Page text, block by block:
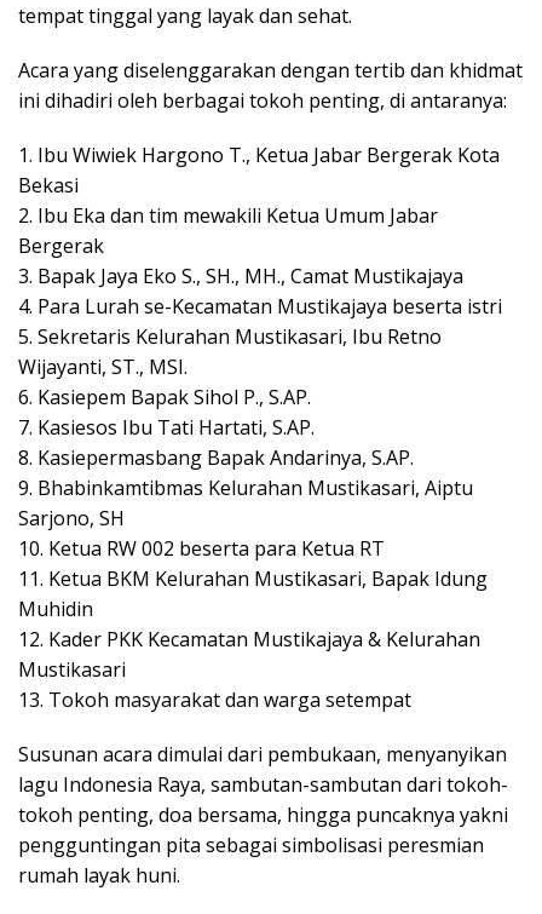
tempat tinggal yang layak dan sehat.
Acara yang diselenggarakan dengan tertib dan khidmat
ini dihadiri oleh berbagai tokoh penting, di antaranya:
1. Ibu Wiwiek Hargono T., Ketua Jabar Bergerak Kota
Bekasi
2. Ibu Eka dan tim mewakili Ketua Umum Jabar
Bergerak
3. Bapak Jaya Eko S., SH., MH., Camat Mustikajaya
4. Para Lurah se-Kecamatan Mustikajaya beserta istri
5. Sekretaris Kelurahan Mustikasari, Ibu Retno
Wijayanti, ST., MSI.
6. Kasiepem Bapak Sihol P., S.AP.
7. Kasiesos Ibu Tati Hartati, S.AP.
8. Kasiepermasbang Bapak Andarinya, S.AP.
9. Bhabinkamtibmas Kelurahan Mustikasari, Aiptu
Sarjono, SH
10. Ketua RW 002 beserta para Ketua RT
11. Ketua BKM Kelurahan Mustikasari, Bapak Idung
Muhidin
12. Kader PKK Kecamatan Mustikajaya & Kelurahan
Mustikasari
13. Tokoh masyarakat dan warga setempat
Susunan acara dimulai dari pembukaan, menyanyikan
lagu Indonesia Raya, sambutan-sambutan dari tokoh-
tokoh penting, doa bersama, hingga puncaknya yakni
pengguntingan pita sebagai simbolisasi peresmian
rumah layak huni.